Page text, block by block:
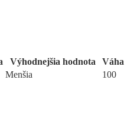
Výhodnejšia hodnota
Váha
Menšia
100